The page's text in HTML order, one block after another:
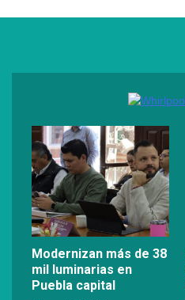
Modernizan más de 38
mil luminarias en
Puebla capital